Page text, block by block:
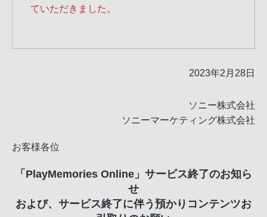
ていただきました。
2023年2月28日
ソニー株式会社
ソニーマーケティング株式会社
お客様各位
「PlayMemories Online」サービス終了のお知ら
せ
および、サービス終了に伴う預かりコンテンツお